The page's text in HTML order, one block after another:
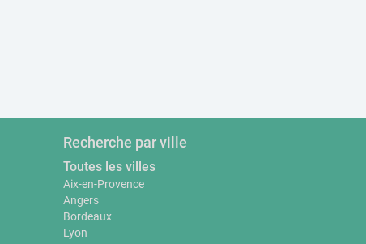
Recherche par ville
Toutes les villes
Aix-en-Provence
Angers
Bordeaux
Lyon